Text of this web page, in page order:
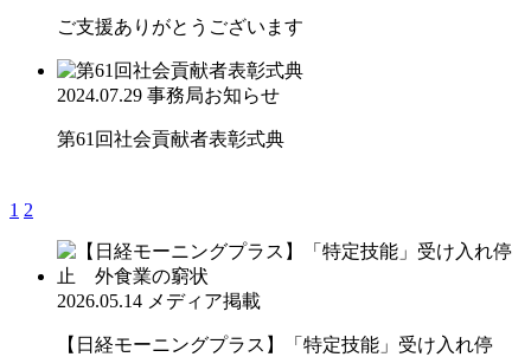
ご支援ありがとうございます
2024.07.29 事務局お知らせ
第61回社会貢献者表彰式典
1 2
2026.05.14 メディア掲載
【日経モーニングプラス】「特定技能」受け入れ停